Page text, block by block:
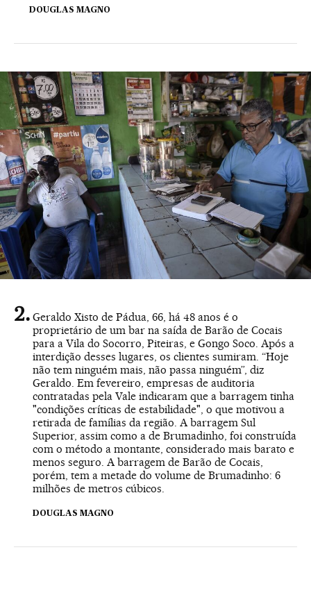
DOUGLAS MAGNO
Geraldo Xisto de Pádua, 66, há 48 anos é o
proprietário de um bar na saída de Barão de Cocais
para a Vila do Socorro, Piteiras, e Gongo Soco. Após a
interdição desses lugares, os clientes sumiram. “Hoje
não tem ninguém mais, não passa ninguém”, diz
Geraldo. Em fevereiro, empresas de auditoria
contratadas pela Vale indicaram que a barragem tinha
"condições críticas de estabilidade", o que motivou a
retirada de famílias da região. A barragem Sul
Superior, assim como a de Brumadinho, foi construída
com o método a montante, considerado mais barato e
menos seguro. A barragem de Barão de Cocais,
porém, tem a metade do volume de Brumadinho: 6
milhões de metros cúbicos.
DOUGLAS MAGNO